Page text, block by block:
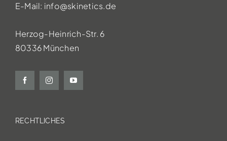
E-Mail: info@skinetics.de
Herzog-Heinrich-Str. 6
80336 München
RECHTLICHES